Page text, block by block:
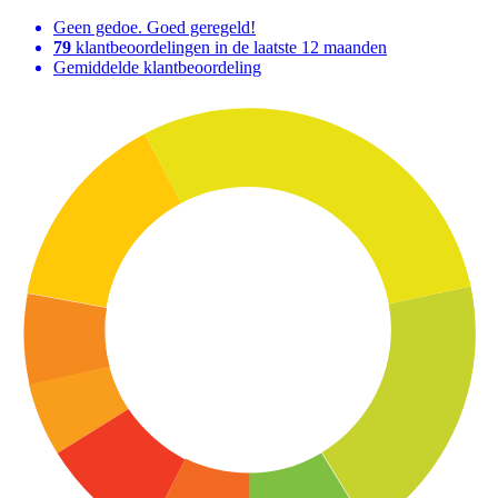
Geen gedoe. Goed geregeld!
79 klantbeoordelingen in de laatste 12 maanden
Gemiddelde klantbeoordeling